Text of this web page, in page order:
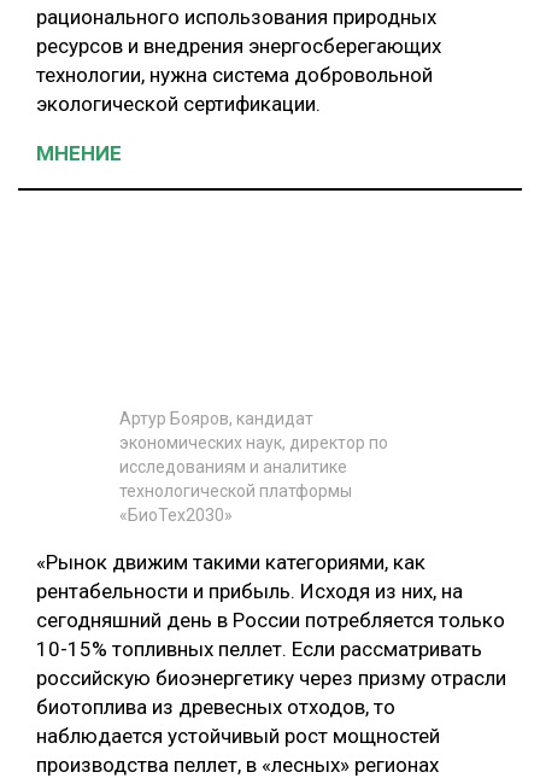
рационального использования природных
ресурсов и внедрения энергосберегающих
технологии, нужна система добровольной
экологической сертификации.
МНЕНИЕ
Артур Бояров, кандидат
экономических наук, директор по
исследованиям и аналитике
технологической платформы
«БиоТех2030»
«Рынок движим такими категориями, как
рентабельности и прибыль. Исходя из них, на
сегодняшний день в России потребляется только
10-15% топливных пеллет. Если рассматривать
российскую биоэнергетику через призму отрасли
биотоплива из древесных отходов, то
наблюдается устойчивый рост мощностей
производства пеллет, в «лесных» регионах